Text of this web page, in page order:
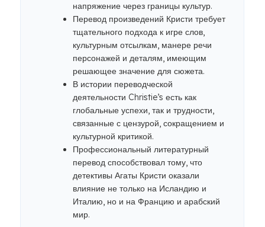
напряжение через границы культур.
Перевод произведений Кристи требует
тщательного подхода к игре слов,
культурным отсылкам, манере речи
персонажей и деталям, имеющим
решающее значение для сюжета.
В истории переводческой
деятельности Christie’s есть как
глобальные успехи, так и трудности,
связанные с цензурой, сокращением и
культурной критикой.
Профессиональный литературный
перевод способствовал тому, что
детективы Агаты Кристи оказали
влияние не только на Исландию и
Италию, но и на Францию ​​и арабский
мир.